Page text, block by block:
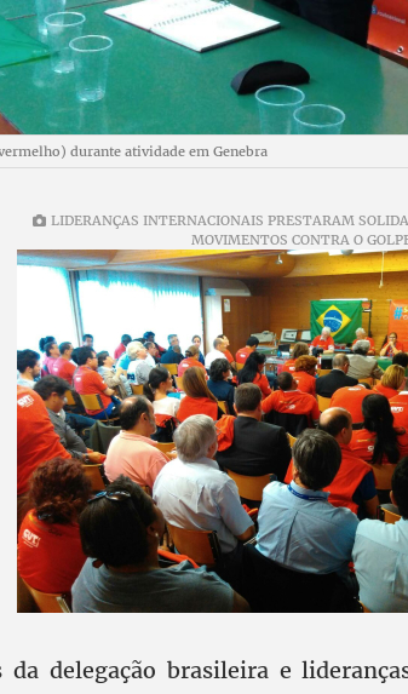
durante atividade em Genebra
LIDERANÇAS INTERNACIONAIS PRESTARAM
MOVIMENTOS CONTRA O
da delegação brasileira e